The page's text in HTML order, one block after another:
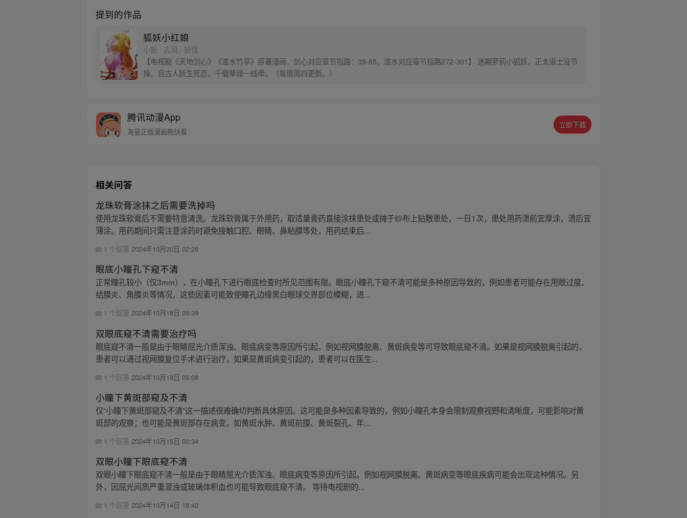
提到的作品
狐妖小红娘
小新 · 古风 · 妖怪
【电视剧《天地剑心》《淮水竹亭》原著漫画，剑心对应章节指路：39-85，淮水对应章节指路272-301】 迷糊萝莉小狐妖，正太道士没节
操。自古人妖生死恋，千载孽缘一线牵。（每周周四更新。）
腾讯动漫App
海量正版漫画畅快看
立即下载
相关问答
龙珠软膏涂抹之后需要洗掉吗
使用龙珠软膏后不需要特意清洗。龙珠软膏属于外用药，取适量膏药直接涂抹患处或摊于纱布上贴敷患处，一日1次，患处用药溃前宜厚涂，溃后宜
薄涂。用药期间只需注意涂药时避免接触口腔、眼睛、鼻粘膜等处，用药结束后...
1 个回答2024年10月20日 02:26
眼底小瞳孔下窥不清
正常瞳孔较小（仅3mm），在小瞳孔下进行眼底检查时所见范围有限。眼底小瞳孔下窥不清可能是多种原因导致的，例如患者可能存在用眼过度、
结膜炎、角膜炎等情况，这些因素可能致使瞳孔边缘黑白眼球交界部位模糊，进...
1 个回答2024年10月18日 09:39
双眼底窥不清需要治疗吗
眼底窥不清一般是由于眼睛屈光介质浑浊、眼底病变等原因所引起，例如视网膜脱离、黄斑病变等可导致眼底窥不清。如果是视网膜脱离引起的，
患者可以通过视网膜复位手术进行治疗，如果是黄斑病变引起的，患者可以在医生...
1 个回答 2024年10月18日 09:08
小瞳下黄斑部窥及不清
仅“小瞳下黄斑部窥及不清”这一描述很难确切判断具体原因。这可能是多种因素导致的，例如小瞳孔本身会限制观察视野和清晰度，可能影响对黄
斑部的观察；也可能是黄斑部存在病变，如黄斑水肿、黄斑前膜、黄斑裂孔、年...
1 个回答 2024年10月15日 00:34
双眼小瞳下眼底窥不清
双眼小瞳下眼底窥不清一般是由于眼睛屈光介质浑浊、眼底病变等原因所引起。例如视网膜脱离、黄斑病变等眼底疾病可能会出现这种情况。另
外，因屈光间质严重混浊或玻璃体积血也可能导致眼底窥不清。 等待电视剧的...
1 个回答2024年10月14日 18:42